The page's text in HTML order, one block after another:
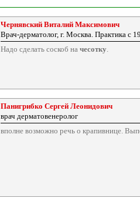
Чернявский Виталий Максимович
Врач-дерматолог, г. Москва. Практика с
Надо сделать соскоб на чесотку.
Панигрибко Сергей Леонидович
врач дерматовенеролог
вполне возможно речь о крапивнице.